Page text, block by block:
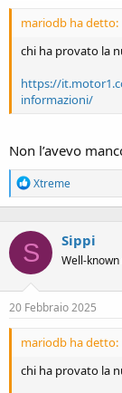
mariodb ha detto:
chi ha provato la
https://
informazioni/
Non l’avevo
R
e
a
i
n
:
Xtreme
S Sippi
Well-
20 Febbraio 2025
mariodb ha detto:
chi ha provato la